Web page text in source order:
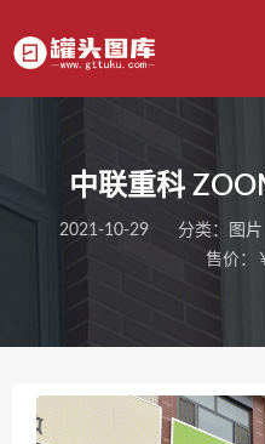
中联重科
2021-10-29 分类： 图片
售价：